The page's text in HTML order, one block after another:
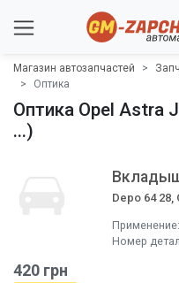
Магазин автозапчастей
Оптика
Оптика Opel Astra
...)
Depo 64 28,
Применение:
Номер
420 грн